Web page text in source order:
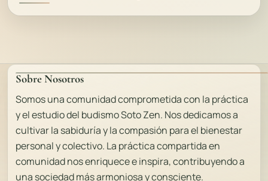
Sobre Nosotros
Somos una comunidad comprometida con la práctica
y el estudio del budismo Soto Zen. Nos dedicamos a
cultivar la sabiduría y la compasión para el bienestar
personal y colectivo. La práctica compartida en
comunidad nos enriquece e inspira, contribuyendo a
una sociedad más armoniosa y consciente.